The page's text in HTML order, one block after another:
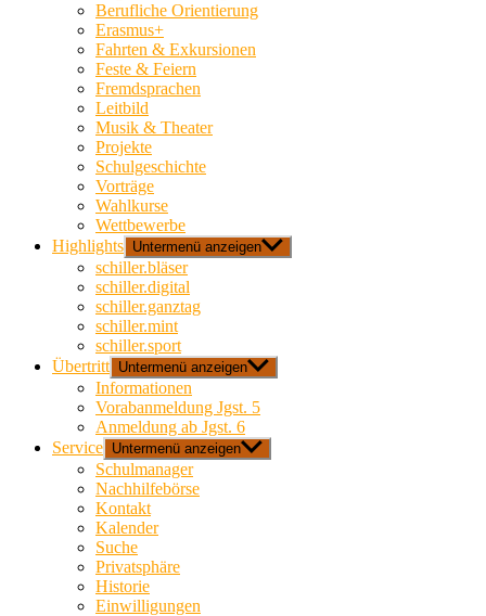
Berufliche Orientierung
Erasmus+
Fahrten & Exkursionen
Feste & Feiern
Fremdsprachen
Leitbild
Musik & Theater
Projekte
Schulgeschichte
Vorträge
Wahlkurse
Wettbewerbe
Highlights Untermenü anzeigen
schiller.bläser
schiller.digital
schiller.ganztag
schiller.mint
schiller.sport
Übertritt Untermenü anzeigen
Informationen
Vorabanmeldung Jgst. 5
Anmeldung ab Jgst. 6
Service Untermenü anzeigen
Schulmanager
Nachhilfebörse
Kontakt
Kalender
Suche
Privatsphäre
Historie
Einwilligungen